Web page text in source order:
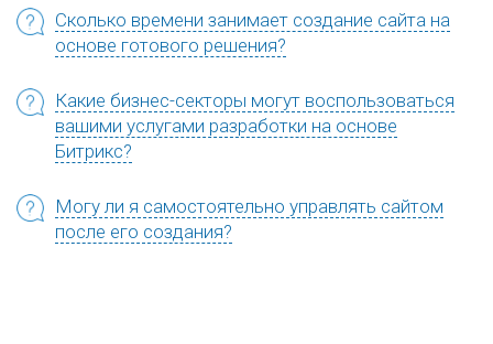
Сколько времени занимает создание сайта на
основе готового решения?
Какие бизнес-секторы могут воспользоваться
вашими услугами разработки на основе
Битрикс?
Могу ли я самостоятельно управлять сайтом
после его создания?